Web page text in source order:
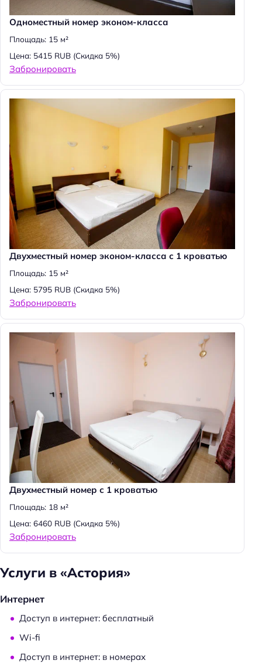
Одноместный номер эконом-класса
Площадь: 15 м²
Цена: 5415 RUB (Скидка 5%)
Забронировать
Двухместный номер эконом-класса с 1 кроватью
Площадь: 15 м²
Цена: 5795 RUB (Скидка 5%)
Забронировать
Двухместный номер с 1 кроватью
Площадь: 18 м²
Цена: 6460 RUB (Скидка 5%)
Забронировать
Услуги в «Астория»
Интернет
Доступ в интернет: бесплатный
Wi-fi
Доступ в интернет: в номерах
Н
а
й
т
и